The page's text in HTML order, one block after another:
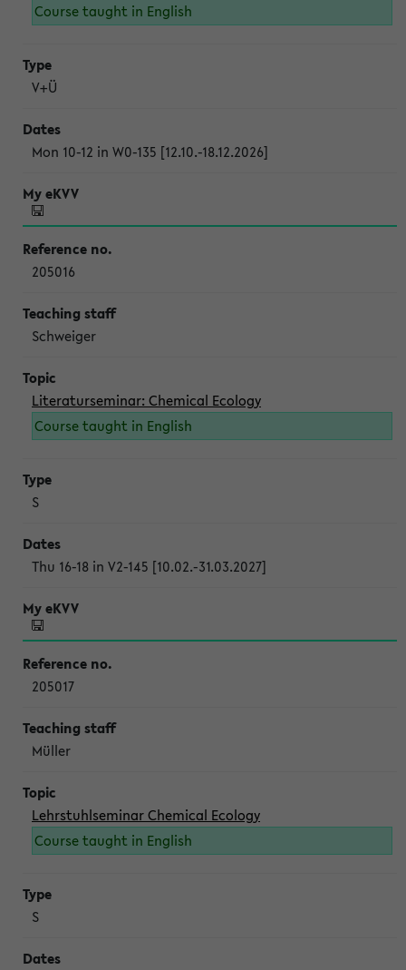
Course taught in English
V+Ü
Mon 10-12 in W0-135 [12.10.-18.12.2026]
205016
Schweiger
Literaturseminar: Chemical Ecology
Course taught in English
S
Thu 16-18 in V2-145 [10.02.-31.03.2027]
205017
Müller
Lehrstuhlseminar Chemical Ecology
Course taught in English
S